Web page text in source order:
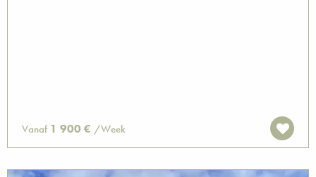
Vanaf 1 900 € /Week